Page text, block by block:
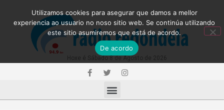
Utilizamos cookies para asegurar que damos a mellor
experiencia ao usuario no noso sitio web. Se continúa utilizando
este sitio asumiremos que está de acordo.
De acordo